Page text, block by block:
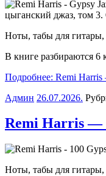
цыганский джаз, том 3.
Ноты, табы для
В книге разбираются 6
Подробнее: Remi Harris
Админ 26.07.2026.
Remi Harris —
Ноты, табы для